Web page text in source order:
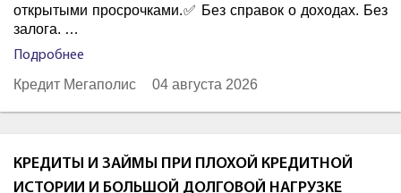
открытыми просрочками.✅ Без справок о доходах. Без
залога. …
Подробнее
Кредит Мегаполис 04 августа 2026
КРЕДИТЫ И ЗАЙМЫ ПРИ ПЛОХОЙ КРЕДИТНОЙ
ИСТОРИИ И БОЛЬШОЙ ДОЛГОВОЙ НАГРУЗКЕ